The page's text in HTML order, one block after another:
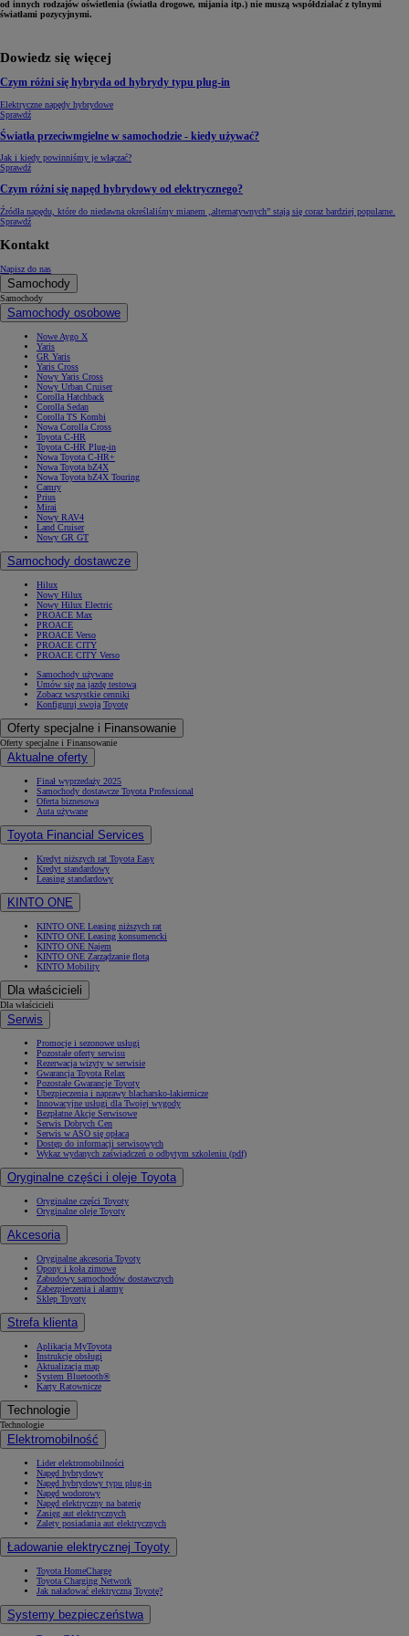
od innych rodzajów oświetlenia (światła drogowe, mijania itp.) nie muszą współdziałać z tylnymi
światłami pozycyjnymi.
Dowiedz się więcej
Czym różni się hybryda od hybrydy typu plug-in
Elektryczne napędy hybrydowe
Sprawdź
Światła przeciwmgielne w samochodzie - kiedy używać?
Jak i kiedy powinniśmy je włączać?
Sprawdź
Czym różni się napęd hybrydowy od elektrycznego?
Źródła napędu, które do niedawna określaliśmy mianem „alternatywnych” stają się coraz bardziej popularne.
Sprawdź
Kontakt
Napisz do nas
Samochody
Samochody
Samochody osobowe
Nowe Aygo X
Yaris
GR Yaris
Yaris Cross
Nowy Yaris Cross
Nowy Urban Cruiser
Corolla Hatchback
Corolla Sedan
Corolla TS Kombi
Nowa Corolla Cross
Toyota C-HR
Toyota C-HR Plug-in
Nowa Toyota C-HR+
Nowa Toyota bZ4X
Nowa Toyota bZ4X Touring
Camry
Prius
Mirai
Nowy RAV4
Land Cruiser
Nowy GR GT
Samochody dostawcze
Hilux
Nowy Hilux
Nowy Hilux Electric
PROACE Max
PROACE
PROACE Verso
PROACE CITY
PROACE CITY Verso
Samochody używane
Umów się na jazdę testową
Zobacz wszystkie cenniki
Konfiguruj swoją Toyotę
Oferty specjalne i Finansowanie
Oferty specjalne i Finansowanie
Aktualne oferty
Finał wyprzedaży 2025
Samochody dostawcze Toyota Professional
Oferta biznesowa
Auta używane
Toyota Financial Services
Kredyt niższych rat Toyota Easy
Kredyt standardowy
Leasing standardowy
KINTO ONE
KINTO ONE Leasing niższych rat
KINTO ONE Leasing konsumencki
KINTO ONE Najem
KINTO ONE Zarządzanie flotą
KINTO Mobility
Dla właścicieli
Dla właścicieli
Serwis
Promocje i sezonowe usługi
Pozostałe oferty serwisu
Rezerwacja wizyty w serwisie
Gwarancja Toyota Relax
Pozostałe Gwarancje Toyoty
Ubezpieczenia i naprawy blacharsko-lakiernicze
Innowacyjne usługi dla Twojej wygody
Bezpłatne Akcje Serwisowe
Serwis Dobrych Cen
Serwis w ASO się opłaca
Dostęp do informacji serwisowych
Wykaz wydanych zaświadczeń o odbytym szkoleniu (pdf)
Oryginalne części i oleje Toyota
Oryginalne części Toyoty
Oryginalne oleje Toyoty
Akcesoria
Oryginalne akcesoria Toyoty
Opony i koła zimowe
Zabudowy samochodów dostawczych
Zabezpieczenia i alarmy
Sklep Toyoty
Strefa klienta
Aplikacja MyToyota
Instrukcje obsługi
Aktualizacja map
System Bluetooth®
Karty Ratownicze
Technologie
Technologie
Elektromobilność
Lider elektromobilności
Napęd hybrydowy
Napęd hybrydowy typu plug-in
Napęd wodorowy
Napęd elektryczny na baterię
Zasięg aut elektrycznych
Zalety posiadania aut elektrycznych
Ładowanie elektrycznej Toyoty
Toyota HomeCharge
Toyota Charging Network
Jak naładować elektryczną Toyotę?
Systemy bezpieczeństwa